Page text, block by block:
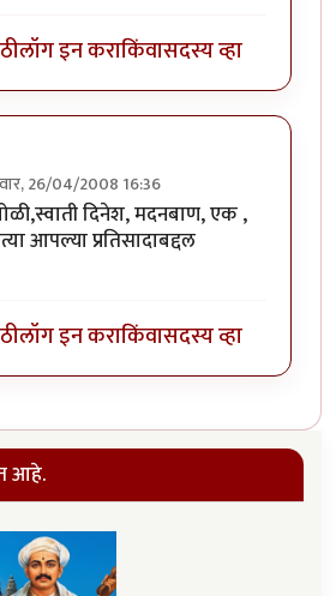
लॉग इन कराकिंवासदस्य व्हा
26/04/2008 16:36
दिनेश, मदनबाण, एक ,
आपल्या प्रतिसादाबद्दल
लॉग इन कराकिंवासदस्य व्हा
आहे.